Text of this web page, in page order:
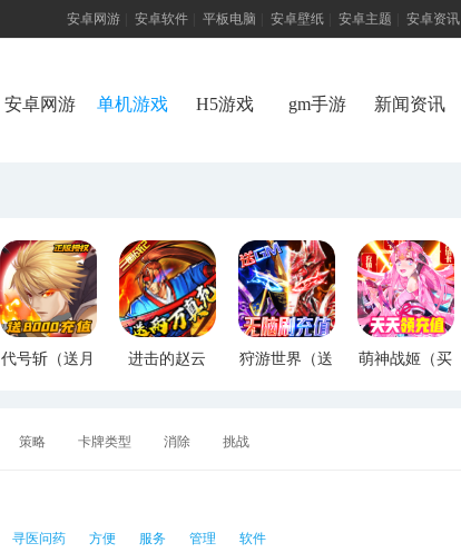
安卓网游 安卓软件 平板电脑 安卓壁纸 安卓主题 安卓资讯
安卓网游 单机游戏 H5游戏 gm手游 新闻资讯
代号斩（送月
进击的赵云
狩游世界（送
萌神战姬（买
策略 卡牌类型 消除 挑战
寻医问药 方便 服务 管理
软件